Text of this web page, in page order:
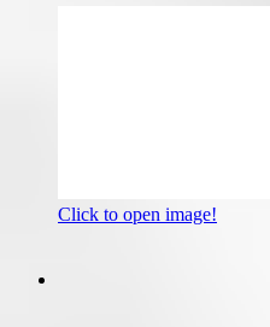
Click to open image!